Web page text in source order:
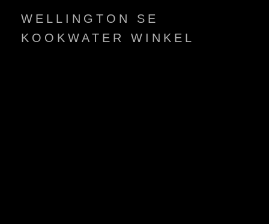
WELLINGTON SE
KOOKWATER WINKEL